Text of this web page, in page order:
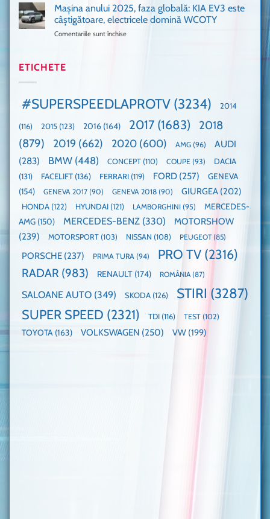
nevoie
de
umărul
cu
mai
mare
paradă
de
dube
911
GT3,
cea
pe
Nurburgring
Mașina anului 2025, faza globală: KIA EV3 este
câștigătoare, electricele domină WCOTY
Comentariile sunt închise
EV3
câștigătoare,
domină
WCOTY
ETICHETE
#SUPERSPEEDLAPROTV (3234) 2014
(116) 2015 (123) 2016 (164) 2017 (1683)
2018
(879)
2019 (662) 2020 (600) AMG (96)
AUDI
(283)
BMW (448) CONCEPT (110) COUPE (93)
DACIA
(131)
FACELIFT (136) FERRARI (119) FORD (257)
GENEVA
(154)
GENEVA 2017 (90) GENEVA 2018 (90) GIURGEA (202)
HONDA (122) HYUNDAI (121) LAMBORGHINI (95)
MERCEDES-
AMG (150) MERCEDES-BENZ (330)
MOTORSHOW
(239)
MOTORSPORT (103) NISSAN (108) PEUGEOT(85)
PORSCHE (237) PRIMA TURA (94) PRO TV (2316)
RADAR (983) RENAULT (174) ROMÂNIA (87)
SALOANE AUTO (349) SKODA (126) STIRI (3287)
SUPER SPEED (2321) TDI (116) TEST (102)
TOYOTA (163) VOLKSWAGEN (250) VW (199)